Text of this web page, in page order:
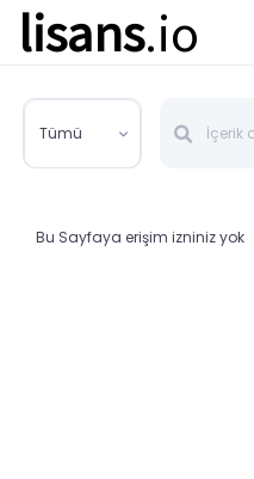
lisans.io
Tümü
Bu Sayfaya erişim izniniz yok